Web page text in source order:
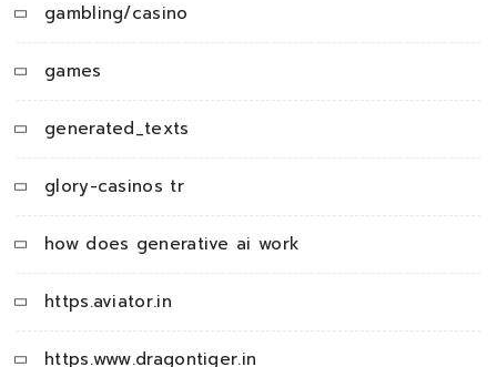
gambling/casino
games
generated_texts
glory-casinos tr
how does generative ai work
https.aviator.in
https.www.dragontiger.in